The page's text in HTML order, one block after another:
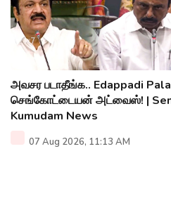
அவசர படாதீங்க.. Edappadi
செங்கோட்டையன் அட்வைஸ்! |
Kumudam News
07 Aug 2026, 11:13 AM